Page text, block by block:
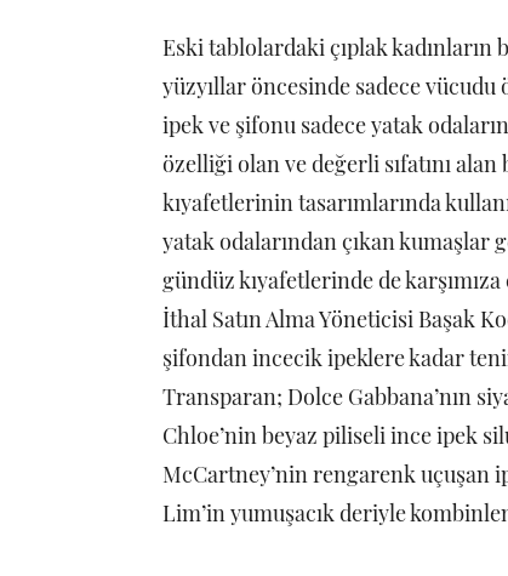
Eski tablolardaki çıplak kadınların
yüzyıllar öncesinde sadece vücudu
ipek ve şifonu sadece yatak
özelliği olan ve değerli sıfatını alan
kıyafetlerinin tasarımlarında
yatak odalarından çıkan kumaşlar
gündüz kıyafetlerinde de karşımıza
İthal Satın Alma Yöneticisi Başak
şifondan incecik ipeklere kadar
Transparan; Dolce Gabbana’nın
Chloe’nin beyaz piliseli ince ipek
McCartney’nin rengarenk uçuşan
Lim’in yumuşacık deriyle